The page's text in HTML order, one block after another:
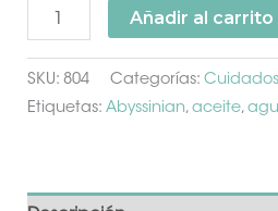
Añadir al carrito
SKU: 804 Categorías:
Etiquetas: Abyssinian, aceite,